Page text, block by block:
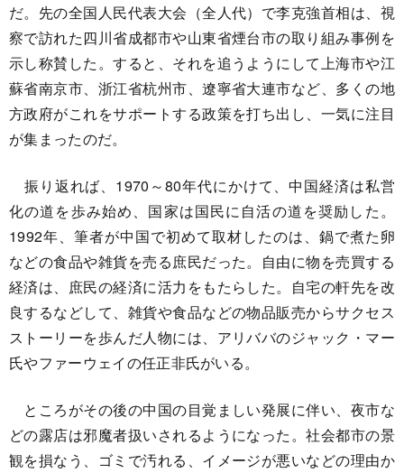
だ。先の全国人民代表大会（全人代）で李克強首相は、視
察で訪れた四川省成都市や山東省煙台市の取り組み事例を
示し称賛した。すると、それを追うようにして上海市や江
蘇省南京市、浙江省杭州市、遼寧省大連市など、多くの地
方政府がこれをサポートする政策を打ち出し、一気に注目
が集まったのだ。
振り返れば、1970～80年代にかけて、中国経済は私営
化の道を歩み始め、国家は国民に自活の道を奨励した。
1992年、筆者が中国で初めて取材したのは、鍋で煮た卵
などの食品や雑貨を売る庶民だった。自由に物を売買する
経済は、庶民の経済に活力をもたらした。自宅の軒先を改
良するなどして、雑貨や食品などの物品販売からサクセス
ストーリーを歩んだ人物には、アリババのジャック・マー
氏やファーウェイの任正非氏がいる。
ところがその後の中国の目覚ましい発展に伴い、夜市な
どの露店は邪魔者扱いされるようになった。社会都市の景
観を損なう、ゴミで汚れる、イメージが悪いなどの理由か